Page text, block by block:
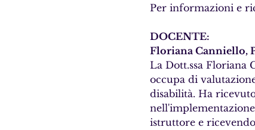
Per informazioni e
DOCENTE:
Floriana Canniello,
La Dott.ssa Floriana
occupa di
disabilità. Ha
istruttore e